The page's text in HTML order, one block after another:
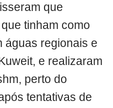
que
tinham como
águas regionais e
e realizaram
perto do
tentativas de